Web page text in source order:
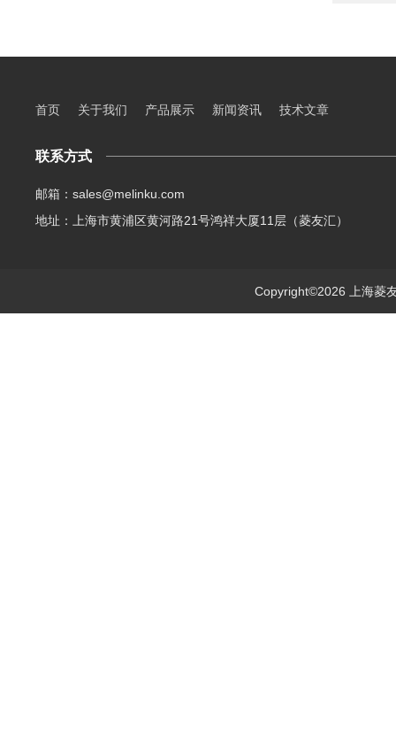
首页 关于我们 产品展示 新闻资讯 技术文章
联系方式
邮箱：sales@melinku.com
地址：上海市黄浦区黄河路21号鸿祥大厦11层（菱友汇）
Copyright©2026 上海菱